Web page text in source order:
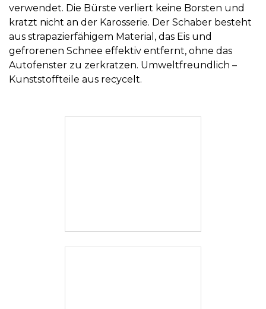
verwendet. Die Bürste verliert keine Borsten und
kratzt nicht an der Karosserie. Der Schaber besteht
aus strapazierfähigem Material, das Eis und
gefrorenen Schnee effektiv entfernt, ohne das
Autofenster zu zerkratzen. Umweltfreundlich –
Kunststoffteile aus recycelt.